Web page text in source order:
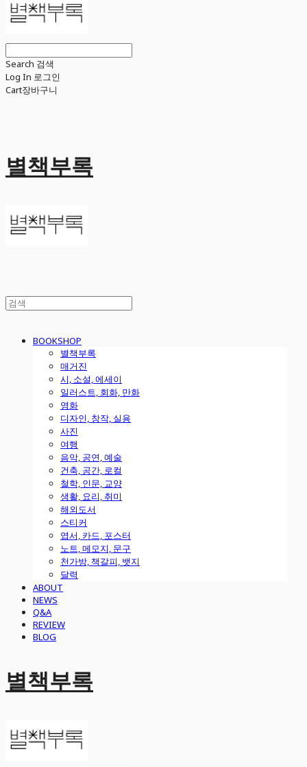
Search 검색
Log In 로그인
Cart장바구니
별책부록
BOOKSHOP
별책부록
매거진
시, 소설, 에세이
일러스트, 회화, 만화
영화
디자인, 창작, 실용
사진
여행
음악, 공연, 예술
건축, 공간, 로컬
철학, 인문, 교양
생활, 요리, 취미
해외도서
스티커
엽서, 카드, 포스터
노트, 메모지, 문구
천가방, 책갈피, 뱃지
달력
ABOUT
NEWS
Q&A
REVIEW
BLOG
별책부록